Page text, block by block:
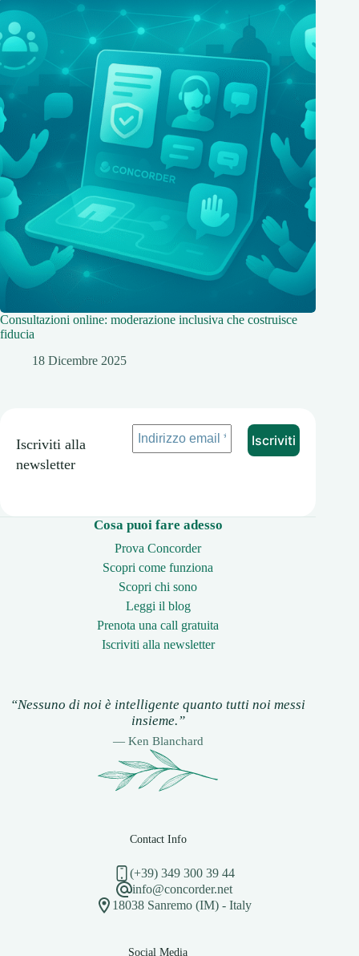
Consultazioni online: moderazione inclusiva che costruisce
fiducia
18 Dicembre 2025
Iscriviti alla
newsletter
Cosa puoi fare adesso
Prova Concorder
Scopri come funziona
Scopri chi sono
Leggi il blog
Prenota una call gratuita
Iscriviti alla newsletter
“Nessuno di noi è intelligente quanto tutti noi messi
insieme.”
— Ken Blanchard
Contact Info
(+39) 349 300 39 44
info@concorder.net
18038 Sanremo (IM) - Italy
Social Media